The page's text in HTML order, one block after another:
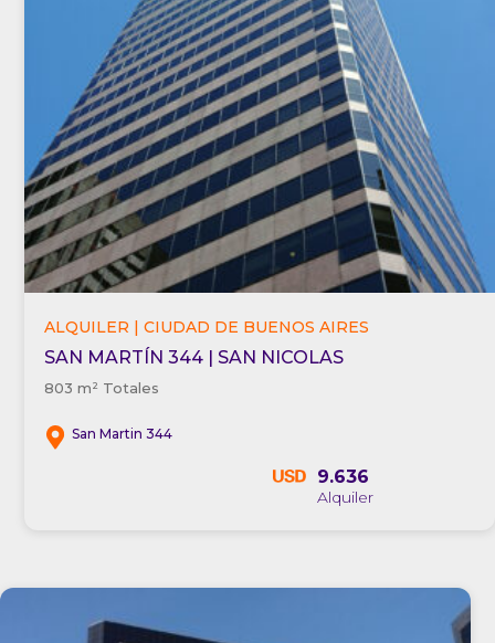
ALQUILER | CIUDAD DE BUENOS AIRES
SAN MARTÍN 344 | SAN NICOLAS
803 m² Totales
San Martin 344
9.636